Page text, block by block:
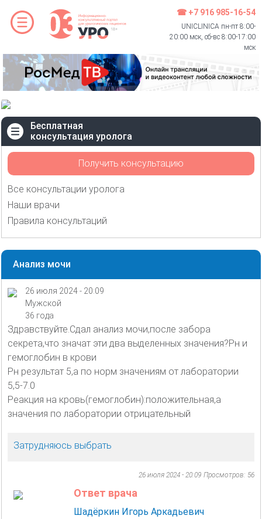
☎ +7 916 985-16-54
UNICLINICA пн-пт 8:00-
20:00 мск, сб-вс 8:00-17:00
мск
Бесплатная
консультация уролога
Получить консультацию
Все консультации уролога
Наши врачи
Правила консультаций
Анализ мочи
26 июля 2024 - 20:09
Мужской
36 года
Здравствуйте.Сдал анализ мочи,после забора
секрета,что значат эти два выделенных значения?Рн и
гемоглобин в крови
Рн результат 5,а по норм значениям от лаборатории
5,5-7.0
Реакция на кровь(гемоглобин):положительная,а
значения по лаборатории отрицательный
Затрудняюсь выбрать
26 июля 2024 - 20:09 Просмотров: 56
Ответ врача
Шадёркин Игорь Аркадьевич